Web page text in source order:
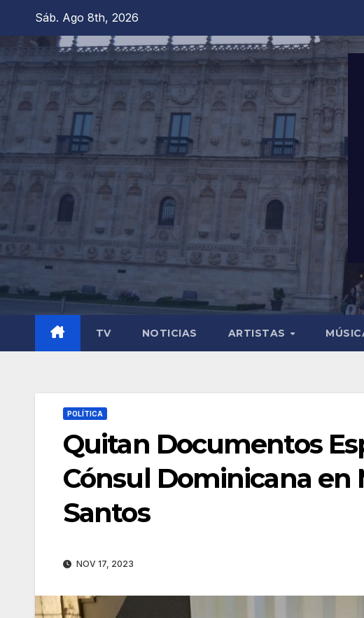
contenido
Sáb. Ago 8th, 2026
TV NOTICIAS ARTISTAS
POLÍTICA
Quitan Documentos
Cónsul Dominicana en
Santos
NOV 17, 2023